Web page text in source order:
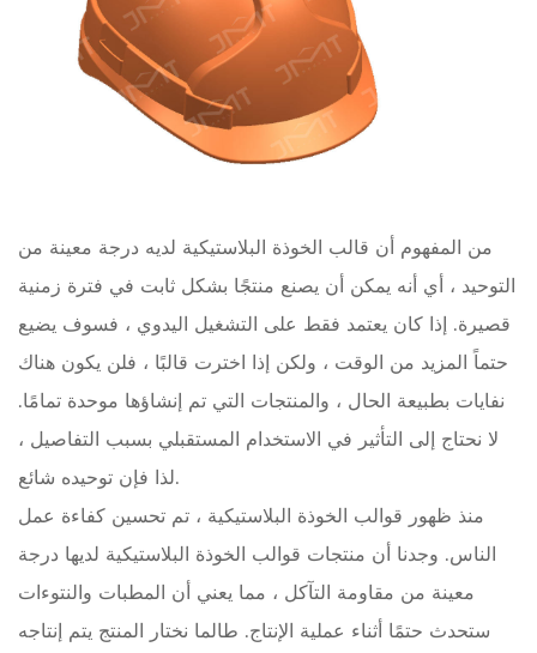
من المفهوم أن قالب الخوذة البلاستيكية لديه درجة معينة من
التوحيد ، أي أنه يمكن أن يصنع منتجًا بشكل ثابت في فترة زمنية
قصيرة. إذا كان يعتمد فقط على التشغيل اليدوي ، فسوف يضيع
حتماً المزيد من الوقت ، ولكن إذا اخترت قالبًا ، فلن يكون هناك
نفايات بطبيعة الحال ، والمنتجات التي تم إنشاؤها موحدة تمامًا.
لا نحتاج إلى التأثير في الاستخدام المستقبلي بسبب التفاصيل ،
لذا فإن توحيده شائع.
منذ ظهور قوالب الخوذة البلاستيكية ، تم تحسين كفاءة عمل
الناس. وجدنا أن منتجات قوالب الخوذة البلاستيكية لديها درجة
معينة من مقاومة التآكل ، مما يعني أن المطبات والنتوءات
ستحدث حتمًا أثناء عملية الإنتاج. طالما نختار المنتج يتم إنتاجه